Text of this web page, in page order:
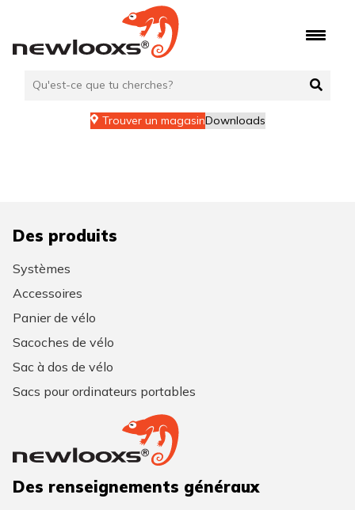
contenu
Trouver un magasinDownloads
Des produits
Systèmes
Accessoires
Panier de vélo
Sacoches de vélo
Sac à dos de vélo
Sacs pour ordinateurs portables
Des renseignements généraux